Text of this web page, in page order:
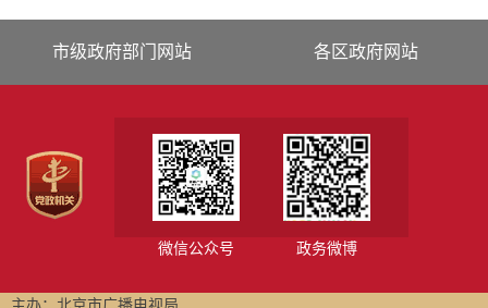
市级政府部门网站 各区政府网站
微信公众号 政务微博